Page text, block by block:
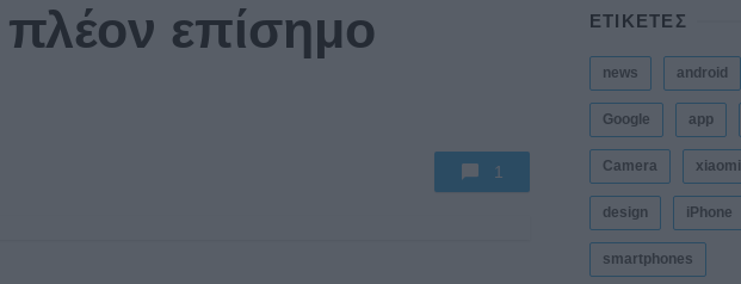
επίσημο
1
ΕΤΙΚΕΤΕΣ
news android
Google app
Camera xiaomi
design iPhone
smartphones